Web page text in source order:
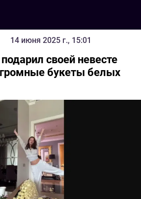
14 июня 2025 г., 15:01
своей невесте
букеты белых